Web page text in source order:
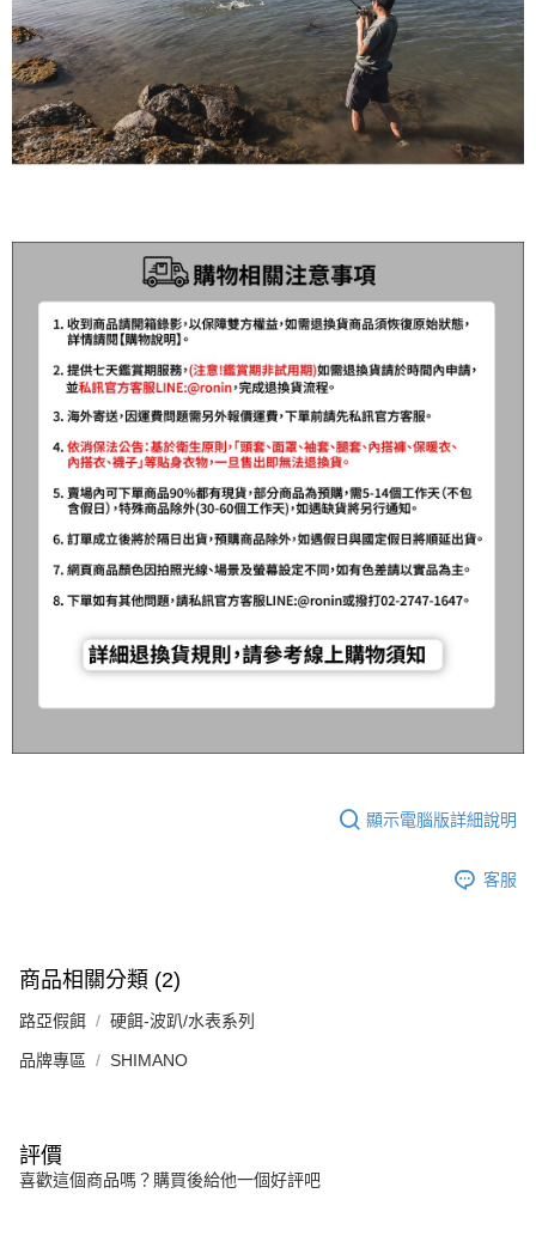
顯示電腦版詳細說明
客服
商品相關分類 (2)
路亞假餌 硬餌-波趴/水表系列
品牌專區 SHIMANO
評價
喜歡這個商品嗎？購買後給他一個好評吧